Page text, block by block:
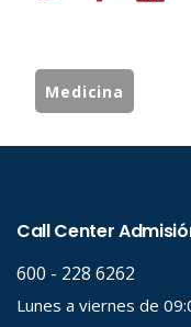
Medicina